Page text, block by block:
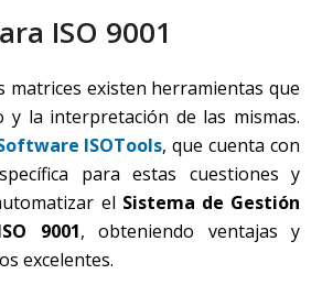
ISO 9001
matrices existen herramientas que
y la interpretación de las mismas.
ISOTools, que cuenta con
para estas cuestiones y
el Sistema de Gestión
9001, obteniendo ventajas y
excelentes.